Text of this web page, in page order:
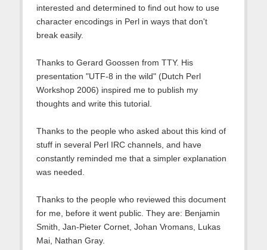
interested and determined to find out how to use
character encodings in Perl in ways that don't
break easily.
Thanks to Gerard Goossen from TTY. His
presentation "UTF-8 in the wild" (Dutch Perl
Workshop 2006) inspired me to publish my
thoughts and write this tutorial.
Thanks to the people who asked about this kind of
stuff in several Perl IRC channels, and have
constantly reminded me that a simpler explanation
was needed.
Thanks to the people who reviewed this document
for me, before it went public. They are: Benjamin
Smith, Jan-Pieter Cornet, Johan Vromans, Lukas
Mai, Nathan Gray.